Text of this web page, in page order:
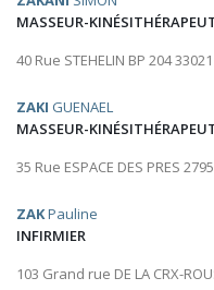
MASSEUR-
40 Rue STEHELIN BP 204
ZAKI GUENAEL
MASSEUR-
35 Rue ESPACE DES PRES
ZAKPauline
INFIRMIER
103 Grand rue DE LA CRX-